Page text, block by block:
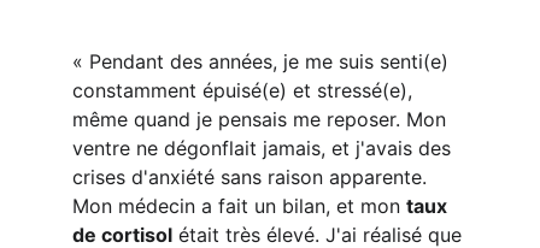
« Pendant des années, je me suis senti(e)
constamment épuisé(e) et stressé(e),
même quand je pensais me reposer. Mon
ventre ne dégonflait jamais, et j'avais des
crises d'anxiété sans raison apparente.
Mon médecin a fait un bilan, et mon taux
de cortisol était très élevé. J'ai réalisé que